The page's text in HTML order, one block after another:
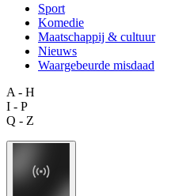
Sport
Komedie
Maatschappij & cultuur
Nieuws
Waargebeurde misdaad
A - H
I - P
Q - Z